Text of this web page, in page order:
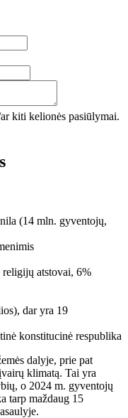
kiti kelionės pasiūlymai.
(14 mln. gyventojų,
atstovai, 6%
dar yra 19
konstitucinė respublika
dalyje, prie pat
klimatą. Tai yra
o 2024 m. gyventojų
tarp maždaug 15